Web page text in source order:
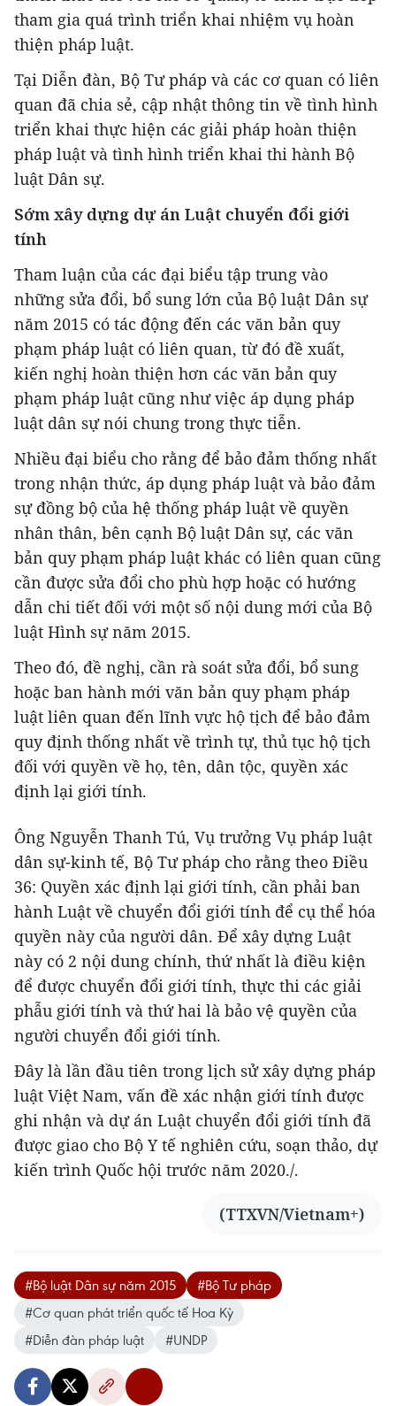
tham gia quá trình triển khai nhiệm vụ hoàn
thiện pháp luật.
Tại Diễn đàn, Bộ Tư pháp và các cơ quan có liên
quan đã chia sẻ, cập nhật thông tin về tình hình
triển khai thực hiện các giải pháp hoàn thiện
pháp luật và tình hình triển khai thi hành Bộ
luật Dân sự.
Sớm xây dựng dự án Luật chuyển đổi giới
tính
Tham luận của các đại biểu tập trung vào
những sửa đổi, bổ sung lớn của Bộ luật Dân sự
năm 2015 có tác động đến các văn bản quy
phạm pháp luật có liên quan, từ đó đề xuất,
kiến nghị hoàn thiện hơn các văn bản quy
phạm pháp luật cũng như việc áp dụng pháp
luật dân sự nói chung trong thực tiễn.
Nhiều đại biểu cho rằng để bảo đảm thống nhất
trong nhận thức, áp dụng pháp luật và bảo đảm
sự đồng bộ của hệ thống pháp luật về quyền
nhân thân, bên cạnh Bộ luật Dân sự, các văn
bản quy phạm pháp luật khác có liên quan cũng
cần được sửa đổi cho phù hợp hoặc có hướng
dẫn chi tiết đối với một số nội dung mới của Bộ
luật Hình sự năm 2015.
Theo đó, đề nghị, cần rà soát sửa đổi, bổ sung
hoặc ban hành mới văn bản quy phạm pháp
luật liên quan đến lĩnh vực hộ tịch để bảo đảm
quy định thống nhất về trình tự, thủ tục hộ tịch
đối với quyền về họ, tên, dân tộc, quyền xác
định lại giới tính.
Ông Nguyễn Thanh Tú, Vụ trưởng Vụ pháp luật
dân sự-kinh tế, Bộ Tư pháp cho rằng theo Điều
36: Quyền xác định lại giới tính, cần phải ban
hành Luật về chuyển đổi giới tính để cụ thể hóa
quyền này của người dân. Để xây dựng Luật
này có 2 nội dung chính, thứ nhất là điều kiện
để được chuyển đổi giới tính, thực thi các giải
phẫu giới tính và thứ hai là bảo vệ quyền của
người chuyển đổi giới tính.
Đây là lần đầu tiên trong lịch sử xây dựng pháp
luật Việt Nam, vấn đề xác nhận giới tính được
ghi nhận và dự án Luật chuyển đổi giới tính đã
được giao cho Bộ Y tế nghiên cứu, soạn thảo, dự
kiến trình Quốc hội trước năm 2020./.
(TTXVN/Vietnam+)
#Bộ luật Dân sự năm 2015
#Bộ Tư pháp
#Cơ quan phát triển quốc tế Hoa Kỳ
#Diễn đàn pháp luật
#UNDP